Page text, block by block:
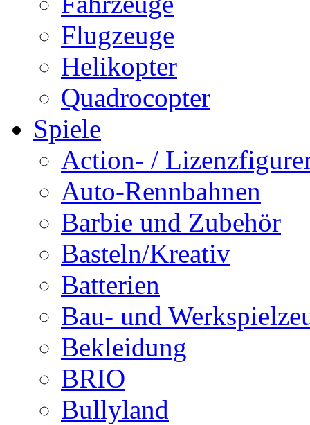
Flugzeuge
Helikopter
Quadrocopter
Spiele
Action- /
Auto-Rennbahnen
Barbie und Zubehör
Basteln/Kreativ
Batterien
Bau- und
Bekleidung
BRIO
Bullyland